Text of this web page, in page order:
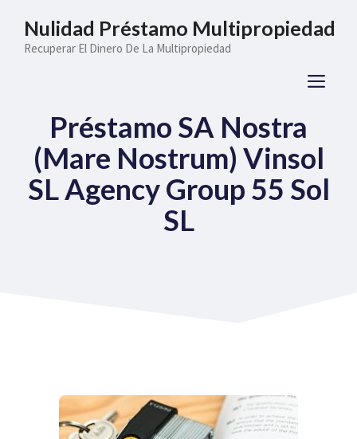
contenido
Nulidad Préstamo Multipropiedad
Recuperar El Dinero De La Multipropiedad
Préstamo SA Nostra
(Mare Nostrum) Vinsol
SL Agency Group 55 Sol
SL